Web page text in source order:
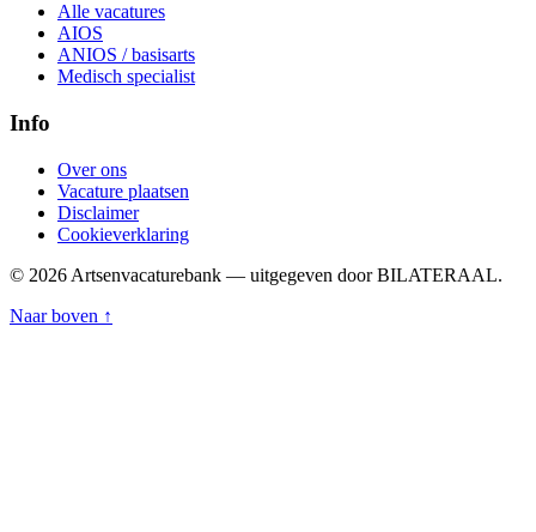
Alle vacatures
AIOS
ANIOS / basisarts
Medisch specialist
Info
Over ons
Vacature plaatsen
Disclaimer
Cookieverklaring
© 2026 Artsenvacaturebank — uitgegeven door BILATERAAL.
Naar boven ↑